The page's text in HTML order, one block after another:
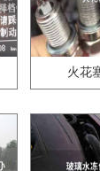
火花